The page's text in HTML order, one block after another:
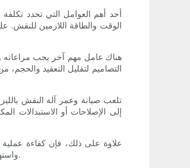
الوقت والطاقة اللازمين
هناك عامل مهم آخر يجب مراعاته
التصاميم لتقليل التعقيد
تلعب صيانة وعمر آلة النقش
إلى الإصلاحات أو الاستبدالات
علاوة على ذلك، فإن كفاءة
واستهلاك الطاقة. بالإضافة إلى ذلك، يمكن أن تؤدي أتمتة المهام المتكررة ودمج عمليات سير العمل إلى تحسين الكفاءة العامة، مما يؤدي إلى تقليل التكاليف بشكل أكبر.